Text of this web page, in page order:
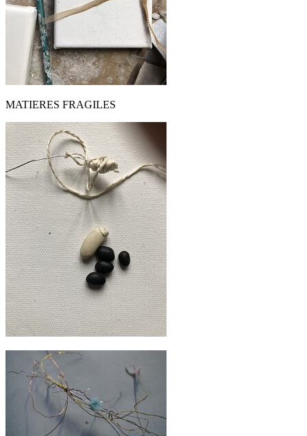
MATIERES FRAGILES